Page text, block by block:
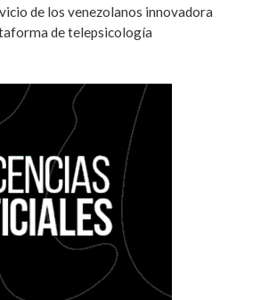
de los venezolanos innovadora
de telepsicología